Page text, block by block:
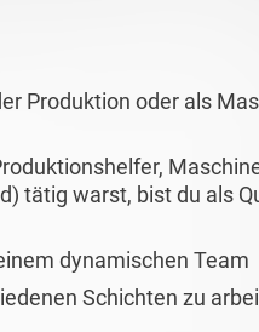
Produktion oder als
tätig warst, bist du als
dynamischen Team
Schichten zu